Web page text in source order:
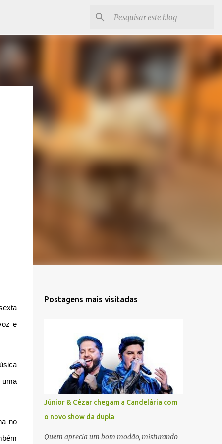
e
uma
no
Postagens mais visitadas
Júnior & Cézar chegam a Candelária com
o novo show da dupla
Quem aprecia um bom modão, misturando